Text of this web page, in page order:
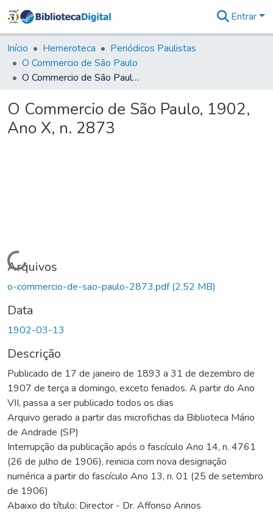
&
Coleções
Tudo na
Biblioteca
Estatísticas
Entrar
Início Hemeroteca
Periódicos Paulistas
O Commercio de São Paulo
O Commercio de São Paulo, 1902, Ano X, n. 2873
O Commercio de São Paulo, 1902,
Ano X, n. 2873
Carregando...
Arquivos
o-commercio-de-sao-paulo-2873.pdf(2,52 MB)
Data
1902-03-13
Descrição
Publicado de 17 de janeiro de 1893 a 31 de dezembro de
1907 de terça a domingo, exceto feriados. A partir do Ano
VII, passa a ser publicado todos os dias
Arquivo gerado a partir das microfichas da Biblioteca Mário
de Andrade (SP)
Interrupção da publicação após o fascículo Ano 14, n. 4761
(26 de julho de 1906), reinicia com nova designação
numérica a partir do fascículo Ano 13, n. 01 (25 de setembro
de 1906)
Abaixo do título: Director - Dr. Affonso Arinos